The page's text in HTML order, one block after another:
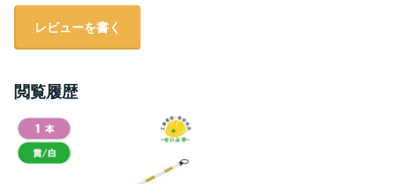
レビューを書く
閲覧履歴